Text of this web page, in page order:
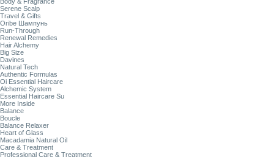
Serene Scalp
Travel & Gifts
Oribe Шампунь
Run-Through
Renewal Remedies
Hair Alchemy
Big Size
Davines
Natural Tech
Authentic Formulas
Oi Essential Haircare
Alchemic System
Essential Haircare Su
More Inside
Balance
Boucle
Balance Relaxer
Heart of Glass
Macadamia Natural Oil
Care & Treatment
Professional Care & Treatment